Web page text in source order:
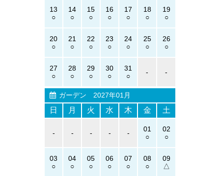
13 14 15 16 17 18 19
20 21 22 23 24 25 26
27 28 29 30 31 - -
ガーデン 2027年01月
日 月 火 水 木 金 土
- - - - - 01 02
03 04 05 06 07 08 09